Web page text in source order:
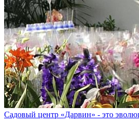
Садовый центр «Дарвин» - это